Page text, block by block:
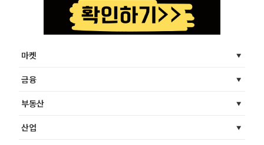
마켓
금융
부동산
산업